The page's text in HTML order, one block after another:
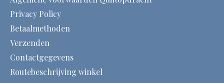
Privacy Policy
Betaalmethoden
Verzenden
Contactgegevens
Routebeschrijving winkel